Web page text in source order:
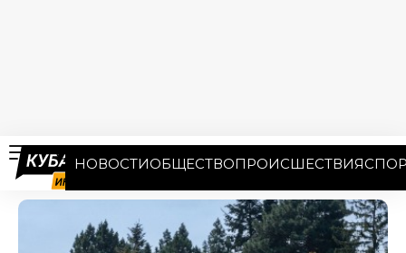
НОВОСТИОБЩЕСТВОПРОИСШЕСТВИЯ